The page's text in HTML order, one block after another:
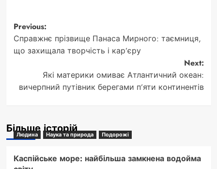
Post
navigation
Previous:
Справжнє прізвище Панаса Мирного: таємниця,
що захищала творчість і кар’єру
Next:
Які материки омиває Атлантичний океан:
вичерпний путівник берегами п’яти континентів
Більше історій
Людина Наука та природа Подорожі
Каспійське море: найбільша замкнена водойма